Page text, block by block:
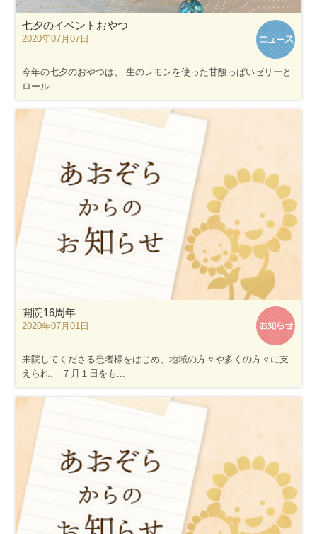
七夕のイベントおやつ
2020年07月07日
今年の七夕のおやつは、 生のレモンを使った甘酸っぱいゼリーと
ロール...
開院16周年
2020年07月01日
来院してくださる患者様をはじめ、地域の方々や多くの方々に支
えられ、 ７月１日をも...